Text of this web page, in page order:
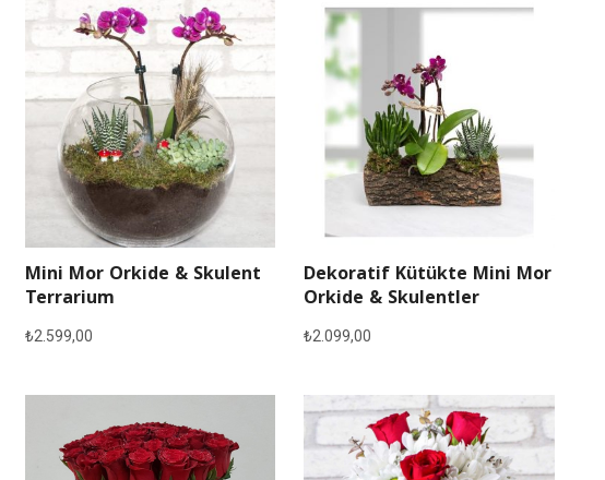
Mini Mor Orkide & Skulent
Terrarium
₺2.599,00
Dekoratif Kütükte Mini Mor
Orkide & Skulentler
₺2.099,00